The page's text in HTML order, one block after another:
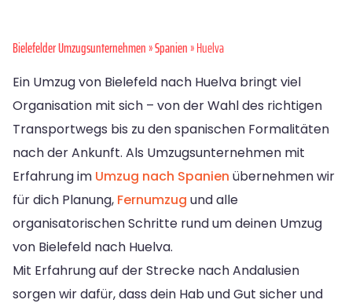
Bielefelder Umzugsunternehmen»Spanien» Huelva
Ein Umzug von Bielefeld nach Huelva bringt viel
Organisation mit sich – von der Wahl des richtigen
Transportwegs bis zu den spanischen Formalitäten
nach der Ankunft. Als Umzugsunternehmen mit
Erfahrung im Umzug nach Spanien übernehmen wir
für dich Planung, Fernumzug und alle
organisatorischen Schritte rund um deinen Umzug
von Bielefeld nach Huelva.
Mit Erfahrung auf der Strecke nach Andalusien
sorgen wir dafür, dass dein Hab und Gut sicher und